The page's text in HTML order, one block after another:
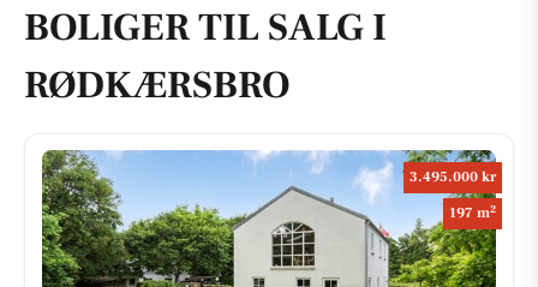
BOLIGER TIL SALG I
RØDKÆRSBRO
3.495.000 kr
197 m2